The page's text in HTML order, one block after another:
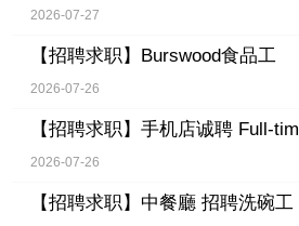
2026-07-27
【招聘求职】 Burswood食品工
2026-07-26
【招聘求职】 手机店诚聘 Full-
2026-07-26
【招聘求职】 中餐廳 招聘洗碗工